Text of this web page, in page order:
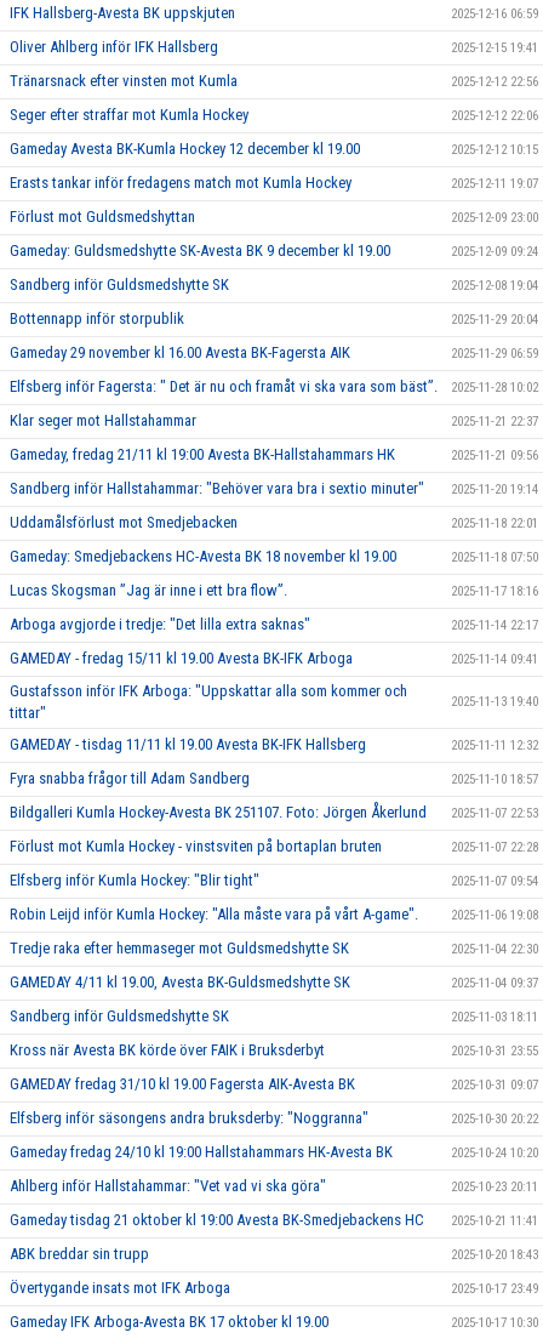
IFK Hallsberg-Avesta BK uppskjuten 2025-12-16 06:59
Oliver Ahlberg inför IFK Hallsberg 2025-12-15 19:41
Tränarsnack efter vinsten mot Kumla 2025-12-12 22:56
Seger efter straffar mot Kumla Hockey 2025-12-12 22:06
Gameday Avesta BK-Kumla Hockey 12 december kl 19.00 2025-12-12 10:15
Erasts tankar inför fredagens match mot Kumla Hockey 2025-12-11 19:07
Förlust mot Guldsmedshyttan 2025-12-09 23:00
Gameday: Guldsmedshytte SK-Avesta BK 9 december kl 19.00 2025-12-09 09:24
Sandberg inför Guldsmedshytte SK 2025-12-08 19:04
Bottennapp inför storpublik 2025-11-29 20:04
Gameday 29 november kl 16.00 Avesta BK-Fagersta AIK 2025-11-29 06:59
Elfsberg inför Fagersta: " Det är nu och framåt vi ska vara som bäst”. 2025-11-28 10:02
Klar seger mot Hallstahammar 2025-11-21 22:37
Gameday, fredag 21/11 kl 19:00 Avesta BK-Hallstahammars HK 2025-11-21 09:56
Sandberg inför Hallstahammar: "Behöver vara bra i sextio minuter" 2025-11-20 19:14
Uddamålsförlust mot Smedjebacken 2025-11-18 22:01
Gameday: Smedjebackens HC-Avesta BK 18 november kl 19.00 2025-11-18 07:50
Lucas Skogsman ”Jag är inne i ett bra flow”. 2025-11-17 18:16
Arboga avgjorde i tredje: "Det lilla extra saknas" 2025-11-14 22:17
GAMEDAY - fredag 15/11 kl 19.00 Avesta BK-IFK Arboga 2025-11-14 09:41
Gustafsson inför IFK Arboga: "Uppskattar alla som kommer och
tittar"
2025-11-13 19:40
GAMEDAY - tisdag 11/11 kl 19.00 Avesta BK-IFK Hallsberg 2025-11-11 12:32
Fyra snabba frågor till Adam Sandberg 2025-11-10 18:57
Bildgalleri Kumla Hockey-Avesta BK 251107. Foto: Jörgen Åkerlund 2025-11-07 22:53
Förlust mot Kumla Hockey - vinstsviten på bortaplan bruten 2025-11-07 22:28
Elfsberg inför Kumla Hockey: "Blir tight" 2025-11-07 09:54
Robin Leijd inför Kumla Hockey: "Alla måste vara på vårt A-game". 2025-11-06 19:08
Tredje raka efter hemmaseger mot Guldsmedshytte SK 2025-11-04 22:30
GAMEDAY 4/11 kl 19.00, Avesta BK-Guldsmedshytte SK 2025-11-04 09:37
Sandberg inför Guldsmedshytte SK 2025-11-03 18:11
Kross när Avesta BK körde över FAIK i Bruksderbyt 2025-10-31 23:55
GAMEDAY fredag 31/10 kl 19.00 Fagersta AIK-Avesta BK 2025-10-31 09:07
Elfsberg inför säsongens andra bruksderby: "Noggranna" 2025-10-30 20:22
Gameday fredag 24/10 kl 19:00 Hallstahammars HK-Avesta BK 2025-10-24 10:20
Ahlberg inför Hallstahammar: "Vet vad vi ska göra" 2025-10-23 20:11
Gameday tisdag 21 oktober kl 19:00 Avesta BK-Smedjebackens HC 2025-10-21 11:41
ABK breddar sin trupp 2025-10-20 18:43
Övertygande insats mot IFK Arboga 2025-10-17 23:49
Gameday IFK Arboga-Avesta BK 17 oktober kl 19.00 2025-10-17 10:30